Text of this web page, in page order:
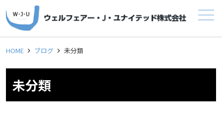
メニュー
HOME ブログ 未分類
未分類